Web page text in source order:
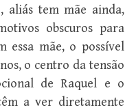
aliás tem mãe ainda,
obscuros para
essa mãe, o possível
o centro da tensão
de Raquel e o
a ver diretamente